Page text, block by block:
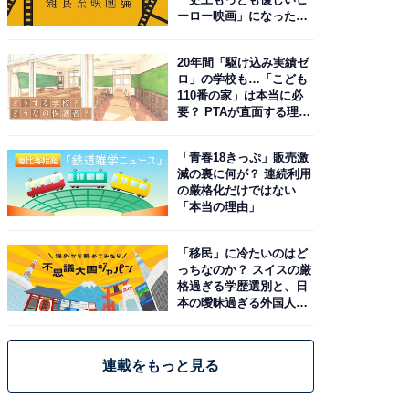
ーロー映画」になった理
20年間「駆け込み実績ゼ
ロ」の学校も…「こども
110番の家」は本当に必
要？ PTAが直面する理想
「青春18きっぷ」販売激
減の裏に何が？ 連続利用
の厳格化だけではない
「本当の理由」
「移民」に冷たいのはど
っちなのか？ スイスの厳
格過ぎる学歴選別と、日
本の曖昧過ぎる外国人政
連載をもっと見る